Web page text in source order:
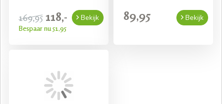
169,95 118,-
Bespaar nu 51,95
Bekijk 89,95 Bekijk